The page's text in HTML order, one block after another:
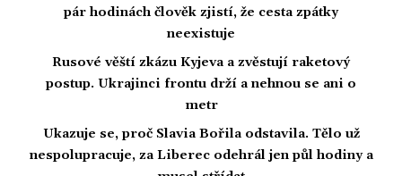
pár hodinách člověk zjistí, že cesta zpátky
neexistuje
Rusové věští zkázu Kyjeva a zvěstují raketový
postup. Ukrajinci frontu drží a nehnou se ani o
metr
Ukazuje se, proč Slavia Bořila odstavila. Tělo už
nespolupracuje, za Liberec odehrál jen půl hodiny a